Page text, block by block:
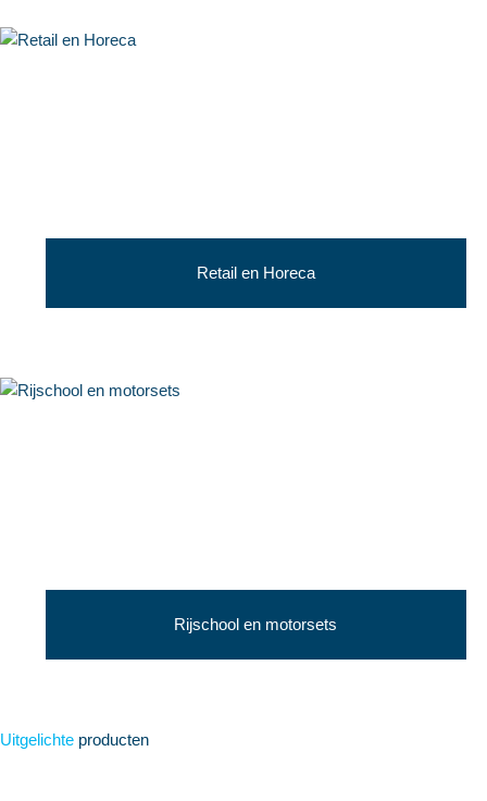
Retail en Horeca
Rijschool en motorsets
Uitgelichte producten